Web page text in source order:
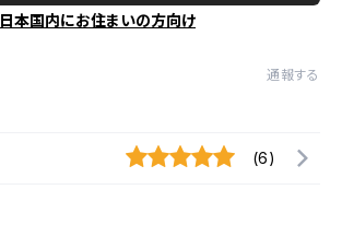
日本国内にお住まいの方向け
通報する
(6)